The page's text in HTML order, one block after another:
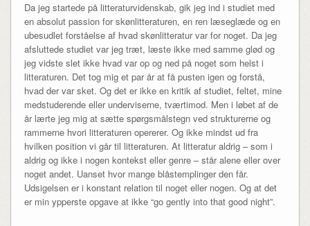
Da jeg startede på litteraturvidenskab, gik jeg ind i studiet med
en absolut passion for skønlitteraturen, en ren læseglæde og en
ubesudlet forståelse af hvad skønlitteratur var for noget. Da jeg
afsluttede studiet var jeg træt, læste ikke med samme glød og
jeg vidste slet ikke hvad var op og ned på noget som helst i
litteraturen. Det tog mig et par år at få pusten igen og forstå,
hvad der var sket. Og det er ikke en kritik af studiet, feltet, mine
medstuderende eller underviserne, tværtimod. Men i løbet af de
år lærte jeg mig at sætte spørgsmålstegn ved strukturerne og
rammerne hvori litteraturen opererer. Og ikke mindst ud fra
hvilken position vi går til litteraturen. At litteratur aldrig – som i
aldrig og ikke i nogen kontekst eller genre – står alene eller over
noget andet. Uanset hvor mange blåstemplinger den får.
Udsigelsen er i konstant relation til noget eller nogen. Og at det
er min ypperste opgave at ikke “go gently into that good night”.